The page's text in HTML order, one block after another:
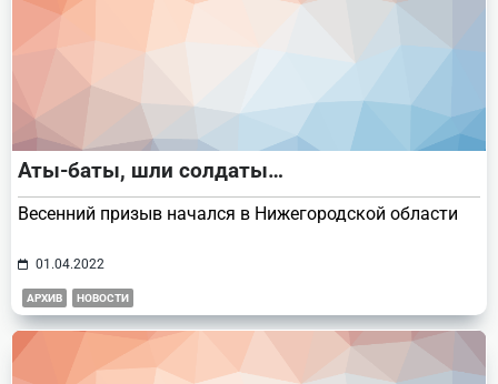
Аты-баты, шли солдаты…
Весенний призыв начался в Нижегородской области
01.04.2022
АРХИВ НОВОСТИ